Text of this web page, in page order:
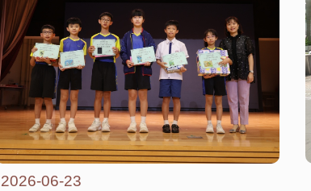
2026-06-23